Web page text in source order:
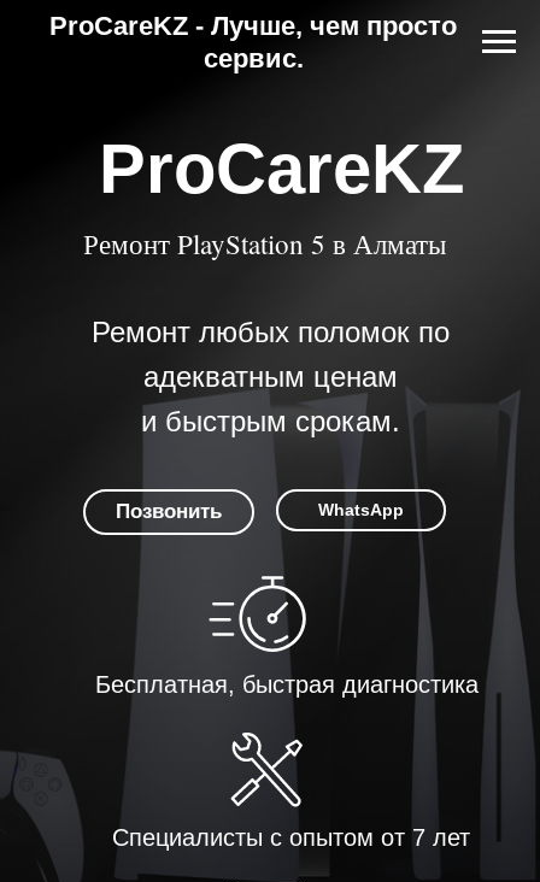
ProCareKZ - Лучше, чем просто
сервис.
Ремонт PlayStation 5 в Алматы
Позвонить WhatsApp
Бесплатная, быстрая диагностика
Специалисты с опытом от 7 лет
Ремонт любых поломок по
адекватным ценам
и быстрым срокам.
ProCareKZ